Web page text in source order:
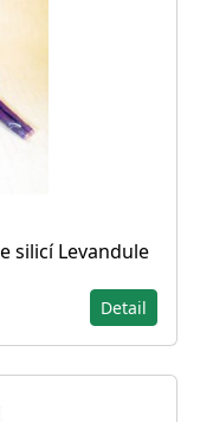
silicí Levandule
Detail